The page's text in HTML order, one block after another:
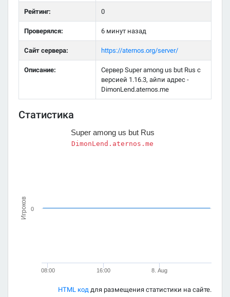
Рейтинг: 0
Проверялся: 6 минут назад
Сайт сервера: https://aternos.org/server/
Описание:
Сервер Super among us but Rus с
версией 1.16.3, айпи адрес -
DimonLend.aternos.me
Статистика
Игроков
Super among us but Rus
DimonLend.aternos.me
8. Aug
08:00 16:00
0
HTML код для размещения статистики на сайте.